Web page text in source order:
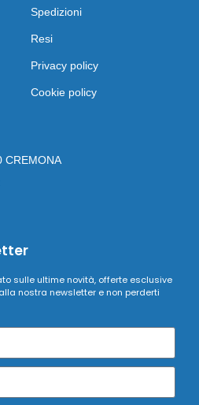
Spedizioni
Resi
Privacy policy
Cookie policy
CREMONA
sulle ultime novità, offerte esclusive
nostra newsletter e non perderti